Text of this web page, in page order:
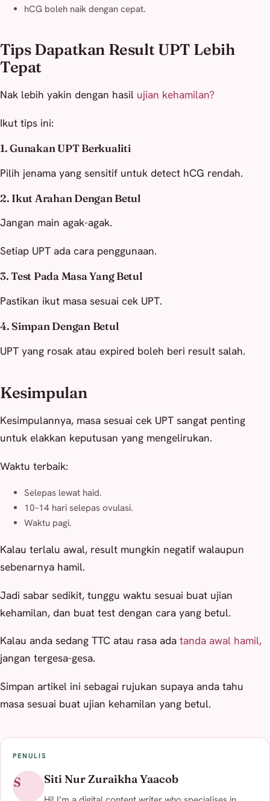
hCG boleh naik dengan cepat.
Tips Dapatkan Result UPT Lebih
Tepat
Nak lebih yakin dengan hasil ujian kehamilan?
Ikut tips ini:
1. Gunakan UPT Berkualiti
Pilih jenama yang sensitif untuk detect hCG rendah.
2. Ikut Arahan Dengan Betul
Jangan main agak-agak.
Setiap UPT ada cara penggunaan.
3. Test Pada Masa Yang Betul
Pastikan ikut masa sesuai cek UPT.
4. Simpan Dengan Betul
UPT yang rosak atau expired boleh beri result salah.
Kesimpulan
Kesimpulannya, masa sesuai cek UPT sangat penting
untuk elakkan keputusan yang mengelirukan.
Waktu terbaik:
Selepas lewat haid.
10–14 hari selepas ovulasi.
Waktu pagi.
Kalau terlalu awal, result mungkin negatif walaupun
sebenarnya hamil.
Jadi sabar sedikit, tunggu waktu sesuai buat ujian
kehamilan, dan buat test dengan cara yang betul.
Kalau anda sedang TTC atau rasa ada tanda awal hamil,
jangan tergesa-gesa.
Simpan artikel ini sebagai rujukan supaya anda tahu
masa sesuai buat ujian kehamilan yang betul.
PENULIS
S Siti Nur Zuraikha Yaacob